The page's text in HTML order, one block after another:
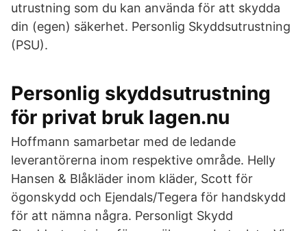
utrustning som du kan använda för att skydda
din (egen) säkerhet. Personlig Skyddsutrustning
(PSU).
Personlig skyddsutrustning
för privat bruk lagen.nu
Hoffmann samarbetar med de ledande
leverantörerna inom respektive område. Helly
Hansen & Blåkläder inom kläder, Scott för
ögonskydd och Ejendals/Tegera för handskydd
för att nämna några. Personligt Skydd